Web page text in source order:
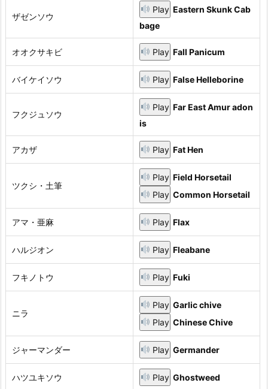
ザゼンソウ
Play Eastern Skunk Cab
bage
オオクサキビ Play Fall Panicum
バイケイソウ Play False Helleborine
フクジュソウ
Play Far East Amur adon
is
アカザ Play Fat Hen
ツクシ・土筆
Play Field Horsetail
Play Common Horsetail
アマ・亜麻 Play Flax
ハルジオン Play Fleabane
フキノトウ Play Fuki
ニラ
Play Garlic chive
Play Chinese Chive
ジャーマンダー Play Germander
ハツユキソウ Play Ghostweed